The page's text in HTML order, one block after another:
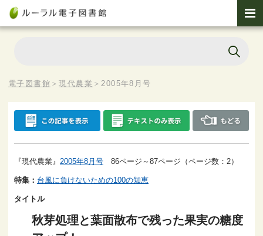
電子図書館 ＞現代農業 ＞2005年8月号
『現代農業』 2005年8月号 86ページ～87ページ（ページ数：2）
特集： 台風に負けないための100の知恵
タイトル
秋芽処理と葉面散布で残った果実の糖度